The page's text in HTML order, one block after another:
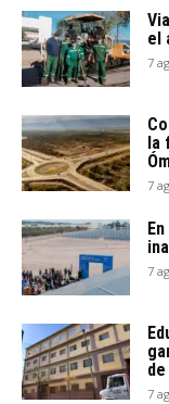
el
7
7
7
7